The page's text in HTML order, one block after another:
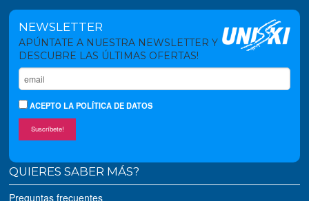
NEWSLETTER
APÚNTATE A NUESTRA NEWSLETTER Y
DESCUBRE LAS ÚLTIMAS OFERTAS!
ACEPTOLA POLÍTICA DE DATOS
Suscríbete!
QUIERES SABER MÁS?
Preguntas frecuentes